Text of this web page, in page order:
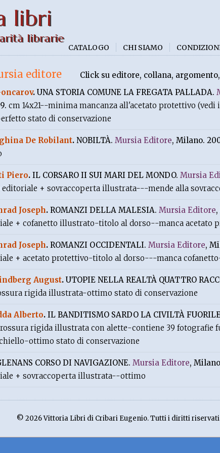
libri
librarie
CATALOGO CHI SIAMO
editore
Click su editore, collana,
. UNA STORIA COMUNE LA FREGATA PALLADA.
cm 14x21--minima mancanza all'acetato protettivo
stato di conservazione
De Robilant. NOBILTÀ. Mursia Editore, Milano.
Piero. IL CORSARO II SUI MARI DEL MONDO. Mursia
+ sovraccoperta illustrata---mende alla
Joseph. ROMANZI DELLA MALESIA. Mursia Editore
+ cofanetto illustrato-titolo al dorso--manca acetato
Joseph. ROMANZI OCCIDENTALI. Mursia Editore,
+ acetato protettivo-titolo al dorso---manca
August. UTOPIE NELLA REALTÀ QUATTRO
rigida illustrata-ottimo stato di conservazione
Alberto. IL BANDITISMO SARDO LA CIVILTÀ
rigida illustrata con alette-contiene 39 fotografie
ottimo stato di conservazione
CORSO DI NAVIGAZIONE. Mursia Editore,
+ sovraccoperta illustrata--ottimo
© 2026 Vittoria Libri di Cribari Eugenio. Tutti i diritti riservati.